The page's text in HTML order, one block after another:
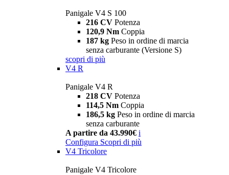
Panigale V4 S 100
216 CV Potenza
120,9 Nm Coppia
187 kg Peso in ordine di marcia
senza carburante (Versione S)
scopri di più
V4 R
Panigale V4 R
218 CV Potenza
114,5 Nm Coppia
186,5 kg Peso in ordine di marcia
senza carburante
A partire da 43.990€ i
Configura Scopri di più
V4 Tricolore
Panigale V4 Tricolore